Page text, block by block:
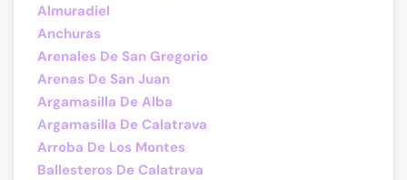
Almuradiel
Anchuras
Arenales De San Gregorio
Arenas De San Juan
Argamasilla De Alba
Argamasilla De Calatrava
Arroba De Los Montes
Ballesteros De Calatrava